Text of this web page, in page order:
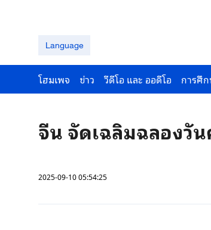
Language
โฮมเพจ ข่าว วีดีโอ และ ออดีโอ การศึ
จีน จัดเฉลิมฉลองวั
2025-09-10 05:54:25